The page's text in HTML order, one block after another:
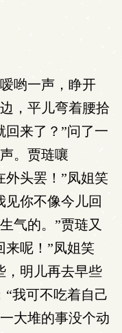
哟一声，睁开
，平儿弯着腰拾
回来了？”问了一
。贾琏嚷
外头罢！”凤姐笑
见你不像今儿回
气的。”贾琏又
来呢！”凤姐笑
，明儿再去早些
“我可不吃着自己
大堆的事没个动